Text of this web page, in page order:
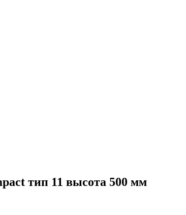
тип 11 высота 500 мм